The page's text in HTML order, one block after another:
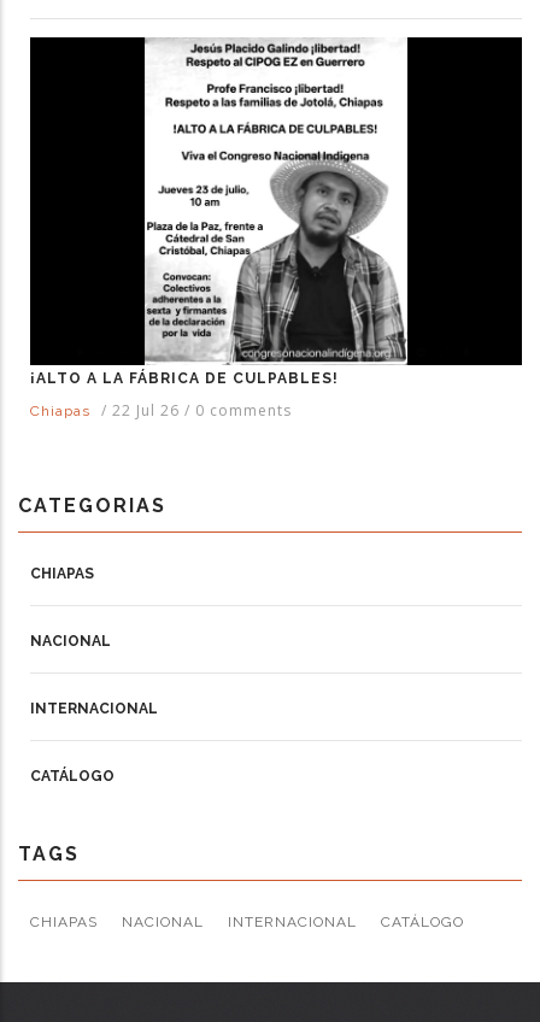
¡ALTO A LA FÁBRICA DE CULPABLES!
Chiapas
/ 22 Jul 26 / 0 comments
CATEGORIAS
CHIAPAS
NACIONAL
INTERNACIONAL
CATÁLOGO
TAGS
CHIAPAS NACIONAL INTERNACIONAL CATÁLOGO